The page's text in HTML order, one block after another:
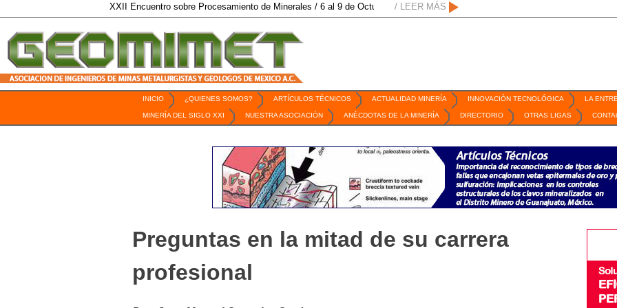
XXII Encuentro sobre Procesamiento de Minerales / 6 al 9 de Octubre de 2026 / San Luis Potosí, SLP / Mexico Mining Forum / 2 de
/ LEER MÁS
INICIO ¿QUIENES SOMOS? ARTÍCULOS TÉCNICOS ACTUALIDAD MINERÍA INNOVACIÓN TECNOLÓGICA LA
MINERÍA DEL SIGLO XXI NUESTRA ASOCIACIÓN ANÉCDOTAS DE LA MINERÍA DIRECTORIO OTRAS LIGAS
Preguntas en la mitad de su carrera
profesional